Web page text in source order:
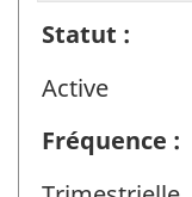
Statut :
Active
Fréquence :